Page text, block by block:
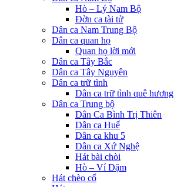
Hò – Lý Nam Bộ
Đờn ca tài tử
Dân ca Nam Trung Bộ
Dân ca quan họ
Quan họ lời mới
Dân ca Tây Bắc
Dân ca Tây Nguyên
Dân ca trữ tình
Dân ca trữ tình quê hương
Dân ca Trung bộ
Dân Ca Bình Trị Thiên
Dân ca Huế
Dân ca khu 5
Dân ca Xứ Nghệ
Hát bài chòi
Hò – Ví Dặm
Hát chèo cổ